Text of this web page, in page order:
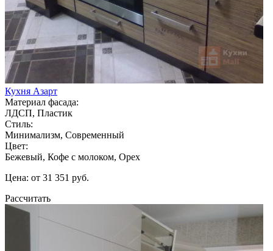
Кухня Азарт
Материал фасада:
ЛДСП, Пластик
Стиль:
Минимализм, Современный
Цвет:
Бежевый, Кофе с молоком, Орех
Цена: от 31 351 руб.
Рассчитать